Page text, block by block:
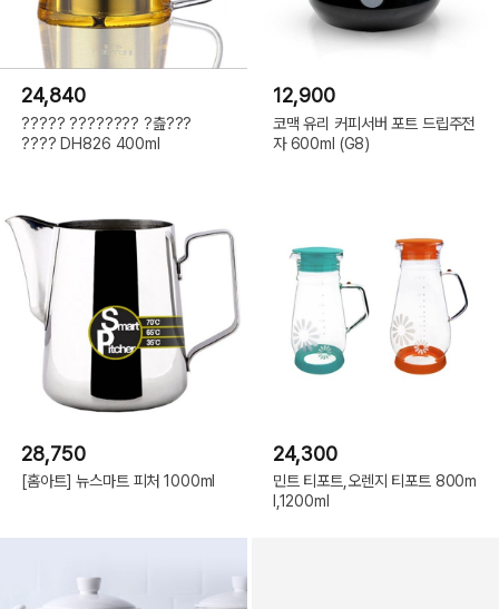
24,840
????? ???????? ?츮???
???? DH826 400ml
12,900
코맥 유리 커피서버 포트 드립주전
자 600ml (G8)
28,750
[홈아트] 뉴스마트 피처 1000ml
24,300
민트 티포트,오렌지 티포트 800m
l,1200ml